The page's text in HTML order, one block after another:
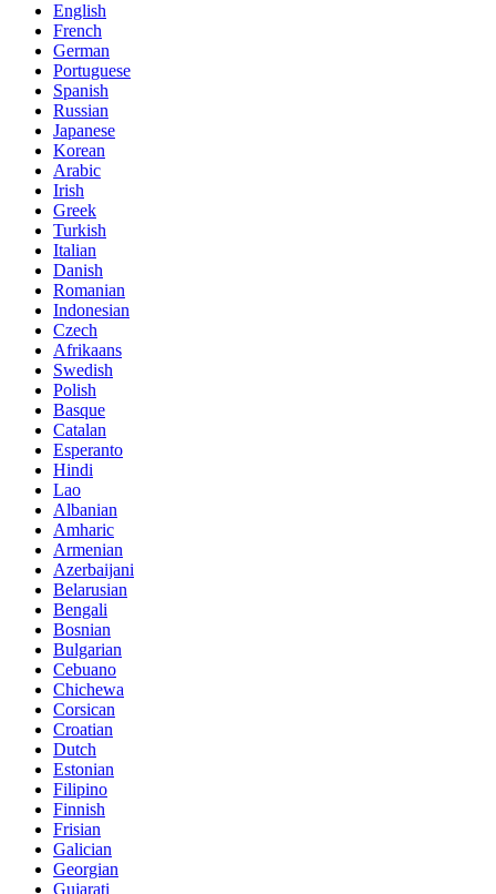
English
French
German
Portuguese
Spanish
Russian
Japanese
Korean
Arabic
Irish
Greek
Turkish
Italian
Danish
Romanian
Indonesian
Czech
Afrikaans
Swedish
Polish
Basque
Catalan
Esperanto
Hindi
Lao
Albanian
Amharic
Armenian
Azerbaijani
Belarusian
Bengali
Bosnian
Bulgarian
Cebuano
Chichewa
Corsican
Croatian
Dutch
Estonian
Filipino
Finnish
Frisian
Galician
Georgian
Gujarati